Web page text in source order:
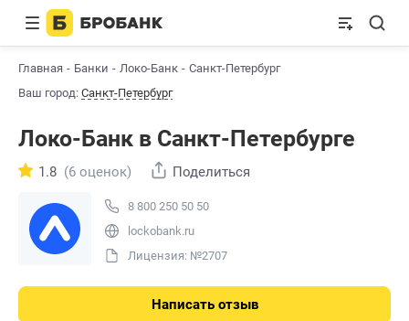
Главная Банки Локо-Банк
Санкт-Петербург
Ваш город: Санкт-Петербург
Локо-Банк в Санкт-Петербурге
8 800 250 50 50
lockobank.ru
Лицензия: №2707
1.8 (6 оценок) Поделиться
Написать отзыв